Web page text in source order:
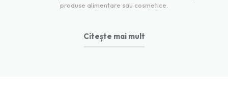
produse alimentare sau cosmetice.
Citește mai mult